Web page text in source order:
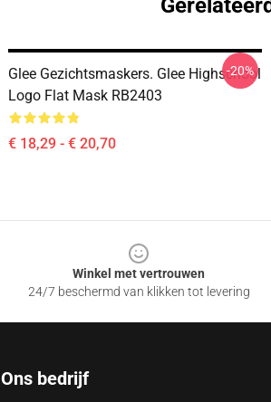
Glee Gezichtsmaskers. Glee Highschool
Logo Flat Mask RB2403
€ 18,29 - € 20,70
-20%
Winkel met vertrouwen
24/7 beschermd van klikken tot levering
Ons bedrijf